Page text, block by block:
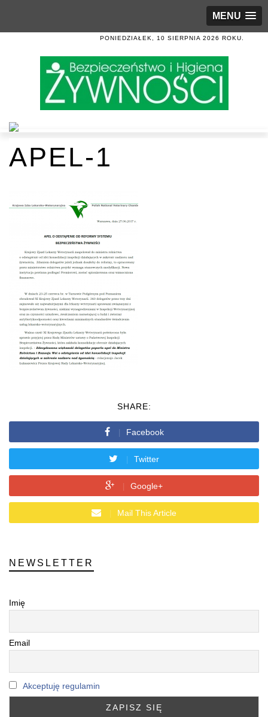
MENU
PONIEDZIAŁEK, 10 SIERPNIA 2026 ROKU.
APEL-1
SHARE:
Facebook
Twitter
Google+
Mail This Article
NEWSLETTER
Imię
Email
Akceptuję regulamin